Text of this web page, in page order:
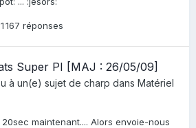
1 167 réponses
Super PI [MAJ : 26/05/09]
à un(e) sujet de charp dans Matériel
maintenant.... Alors envoie-nous